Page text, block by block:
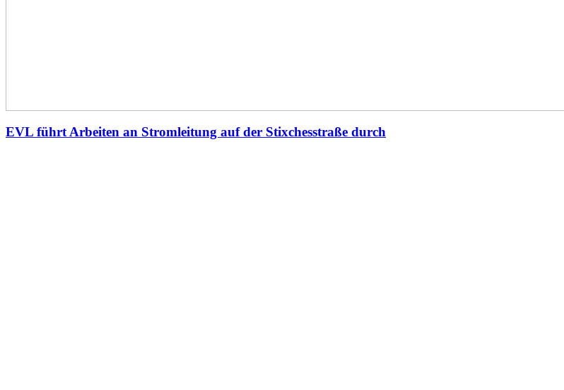
EVL führt Arbeiten an Stromleitung auf der Stixchesstraße durch